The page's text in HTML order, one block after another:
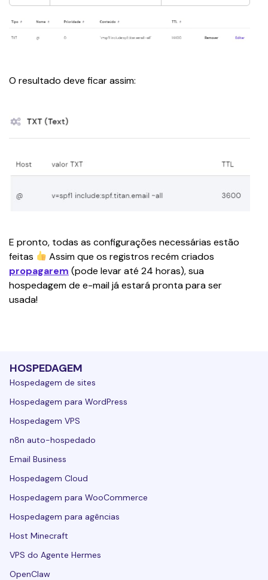
O resultado deve ficar assim:
E pronto, todas as configurações necessárias estão
feitas
Assim que os registros recém criados
propagarem (pode levar até 24 horas), sua
hospedagem de e-mail já estará pronta para ser
usada!
HOSPEDAGEM
Hospedagem de sites
Hospedagem para WordPress
Hospedagem VPS
n8n auto-hospedado
Email Business
Hospedagem Cloud
Hospedagem para WooCommerce
Hospedagem para agências
Host Minecraft
VPS do Agente Hermes
OpenClaw